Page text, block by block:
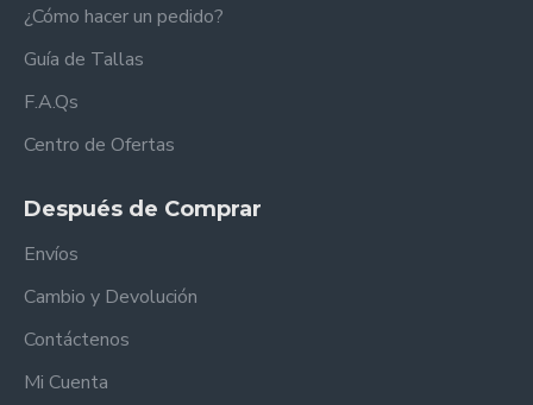
¿Cómo hacer un pedido?
Guía de Tallas
F.A.Qs
Centro de Ofertas
Después de Comprar
Envíos
Cambio y Devolución
Contáctenos
Mi Cuenta